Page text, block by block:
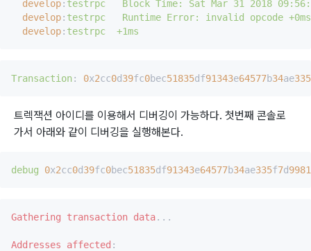
develop: testrpc   Block Time: Sat Mar 31 2018
develop: testrpc   Runtime Error: invalid opcode +0ms
develop: testrpc  +1ms
Transaction: 0x2cc0d39fc0bec51835df91343e64577b34ae335
트렉잭션 아이디를 이용해서 디버깅이 가능하다. 첫번째 콘솔로
가서 아래와 같이 디버깅을 실행해본다.
debug 0x2cc0d39fc0bec51835df91343e64577b34ae335f7d
Gathering transaction data...
Addresses affected :